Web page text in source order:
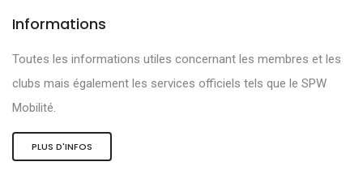
Informations
Toutes les informations utiles concernant les membres et les
clubs mais également les services officiels tels que le SPW
Mobilité.
PLUS D'INFOS